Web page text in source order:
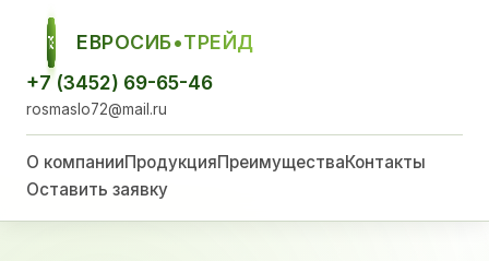
ЕСТ
ЕВРОСИБ•ТРЕЙД
+7 (3452) 69-65-46
rosmaslo72@mail.ru
О компанииПродукцияПреимуществаКонтакты
Оставить заявку